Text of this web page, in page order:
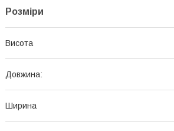
Розміри
Висота
Довжина:
Ширина